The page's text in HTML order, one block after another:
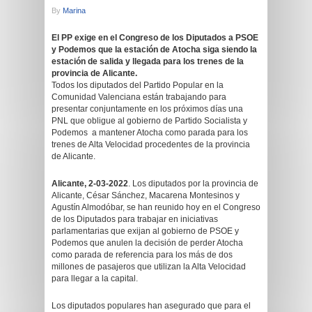
By Marina
El PP exige en el Congreso de los Diputados a PSOE
y Podemos que la estación de Atocha siga siendo la
estación de salida y llegada para los trenes de la
provincia de Alicante.
Todos los diputados del Partido Popular en la
Comunidad Valenciana están trabajando para
presentar conjuntamente en los próximos días una
PNL que obligue al gobierno de Partido Socialista y
Podemos a mantener Atocha como parada para los
trenes de Alta Velocidad procedentes de la provincia
de Alicante.
Alicante, 2-03-2022. Los diputados por la provincia de
Alicante, César Sánchez, Macarena Montesinos y
Agustín Almodóbar, se han reunido hoy en el Congreso
de los Diputados para trabajar en iniciativas
parlamentarias que exijan al gobierno de PSOE y
Podemos que anulen la decisión de perder Atocha
como parada de referencia para los más de dos
millones de pasajeros que utilizan la Alta Velocidad
para llegar a la capital.
Los diputados populares han asegurado que para el